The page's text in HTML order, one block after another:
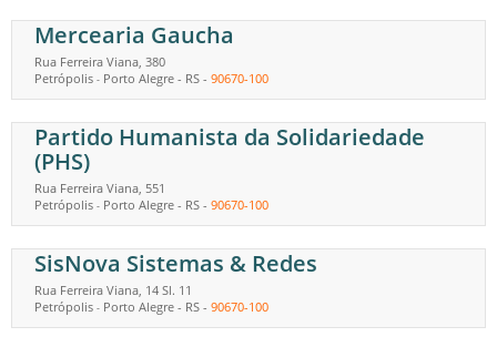
Mercearia Gaucha
Rua Ferreira Viana, 380
Petrópolis - Porto Alegre - RS - 90670-100
Partido Humanista da Solidariedade
(PHS)
Rua Ferreira Viana, 551
Petrópolis - Porto Alegre - RS - 90670-100
SisNova Sistemas & Redes
Rua Ferreira Viana, 14 Sl. 11
Petrópolis - Porto Alegre - RS - 90670-100